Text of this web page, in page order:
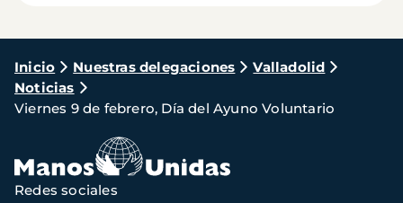
Ruta
de
navegación
Inicio Nuestras delegaciones
Valladolid
Noticias
Viernes 9 de febrero, Día del Ayuno Voluntario
Redes sociales